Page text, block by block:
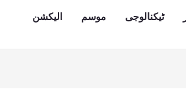
ٹیکنالوجی موسم
الیکشن